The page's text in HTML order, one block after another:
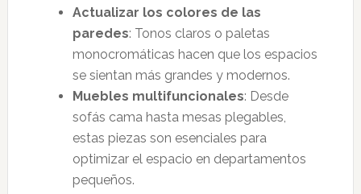
Actualizar los colores de las
paredes: Tonos claros o paletas
monocromáticas hacen que los espacios
se sientan más grandes y modernos.
Muebles multifuncionales: Desde
sofás cama hasta mesas plegables,
estas piezas son esenciales para
optimizar el espacio en departamentos
pequeños.